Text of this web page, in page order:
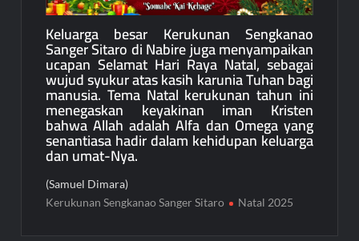
Keluarga besar Kerukunan Sengkanao
Sanger Sitaro di Nabire juga menyampaikan
ucapan Selamat Hari Raya Natal, sebagai
wujud syukur atas kasih karunia Tuhan bagi
manusia. Tema Natal kerukunan tahun ini
menegaskan keyakinan iman Kristen
bahwa Allah adalah Alfa dan Omega yang
senantiasa hadir dalam kehidupan keluarga
dan umat-Nya.
(Samuel Dimara)
Kerukunan Sengkanao Sanger Sitaro
Natal 2025